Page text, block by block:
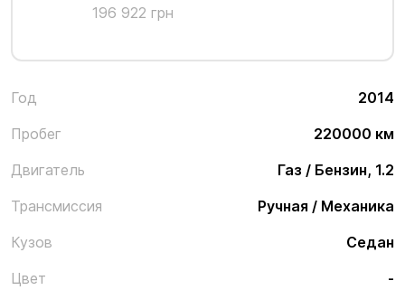
Год
2014
Пробег
220000 км
Двигатель
Газ / Бензин, 1.2
Трансмиссия
Ручная / Механика
Кузов
Седан
Цвет
-
196 922 грн